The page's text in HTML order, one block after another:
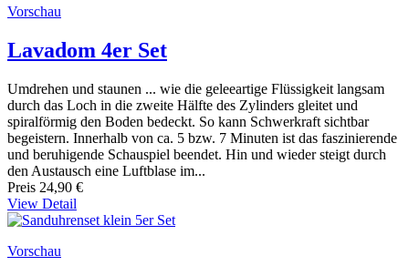
Vorschau
Lavadom 4er Set
Umdrehen und staunen ... wie die geleeartige Flüssigkeit langsam
durch das Loch in die zweite Hälfte des Zylinders gleitet und
spiralförmig den Boden bedeckt. So kann Schwerkraft sichtbar
begeistern. Innerhalb von ca. 5 bzw. 7 Minuten ist das faszinierende
und beruhigende Schauspiel beendet. Hin und wieder steigt durch
den Austausch eine Luftblase im...
Preis 24,90 €
View Detail
Vorschau